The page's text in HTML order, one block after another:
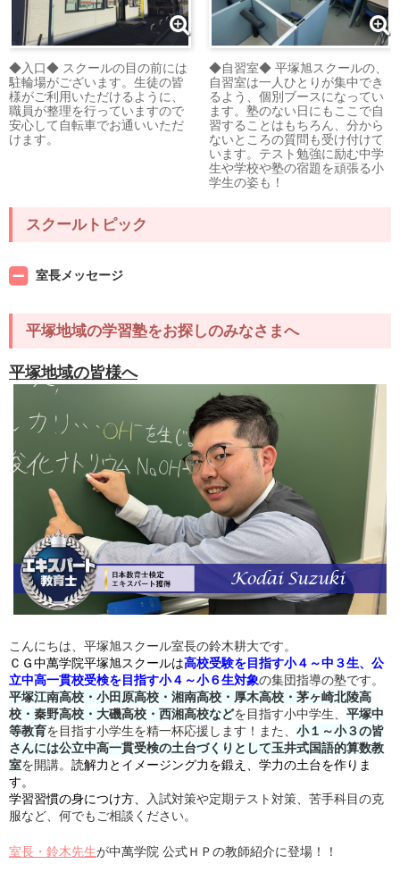
◆入口◆ スクールの目の前には
駐輪場がございます。生徒の皆
様がご利用いただけるように、
職員が整理を行っていますので
安心して自転車でお通いいただ
けます。
◆自習室◆ 平塚旭スクールの、
自習室は一人ひとりが集中でき
るよう、個別ブースになってい
ます。塾のない日にもここで自
習することはもちろん、分から
ないところの質問も受け付けて
います。テスト勉強に励む中学
生や学校や塾の宿題を頑張る小
学生の姿も！
スクールトピック
室長メッセージ
平塚地域の学習塾をお探しのみなさまへ
平塚地域の皆様へ
こんにちは、平塚旭スクール室長の鈴木耕大です。
ＣＧ中萬学院平塚旭スクールは高校受験を目指す小４～中３生、公
立中高一貫校受検を目指す小４～小６生対象の集団指導の塾です。
平塚江南高校・小田原高校・湘南高校・厚木高校・茅ヶ崎北陵高
校・秦野高校・大磯高校・西湘高校などを目指す小中学生、 平塚中
等教育を目指す小学生を精一杯応援します！ また、 小１～小３の皆
さんには公立中高一貫受検の土台づくりとして玉井式国語的算数教
室を開講。 読解力とイメージング力を鍛え、学力の土台を作りま
す。
学習習慣の身につけ方、
入試対策や定期テスト対策、苦手科目の克
服など、何でもご相談ください。
室長・鈴木先生が中萬学院 公式ＨＰの教師紹介に登場！！